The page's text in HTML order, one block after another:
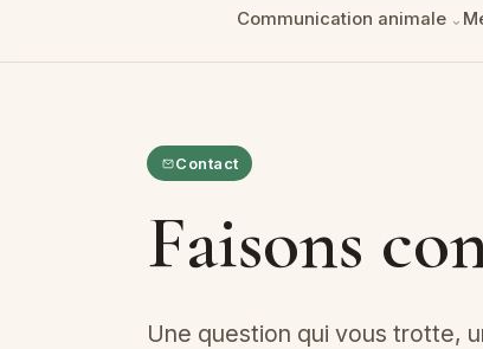
Communication animale
Contact
Faisons
Une question qui vous trotte,